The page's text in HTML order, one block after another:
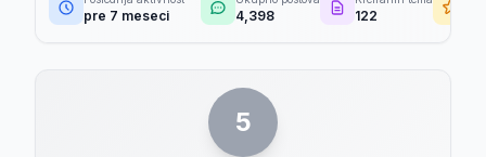
pre 7 meseci 4,398 122
5